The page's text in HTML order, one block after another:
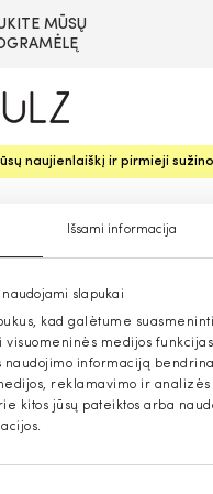
Išsami informacija
slapukai
kad galėtume
visuomeninės medijos
naudojimo informaciją
reklamavimo ir
kitos jūsų pateiktos arba
MŪSŲ
naujienlaiškį ir pirmieji
marškinėliai